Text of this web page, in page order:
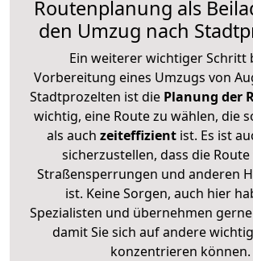
Routenplanung als
den Umzug nach
Ein weiterer wichtiger Schritt
Vorbereitung eines Umzugs von
Stadtprozelten ist die Planung der
wichtig, eine Route zu wählen, die
als auch zeiteffizientist. Es ist
sicherzustellen, dass die
Straßensperrungen und anderen
ist. Keine Sorgen, auch hier
Spezialisten und übernehmen
damit Sie sich auf andere
konzentrieren können.